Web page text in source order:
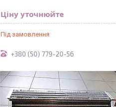
Ціну уточнюйте
Під замовлення
+380 (50) 779-20-56